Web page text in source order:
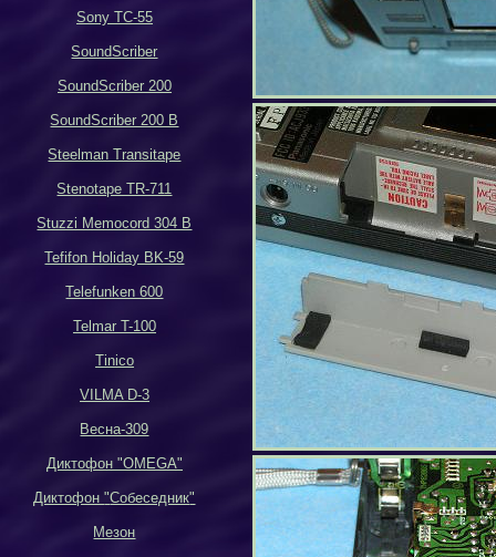
Sony TC-55
SoundScriber
SoundScriber 200
SoundScriber 200 B
Steelman Transitape
Stenotape TR-711
Stuzzi Memocord 304 B
Tefifon Holiday BK-59
Telefunken 600
Telmar T-100
Tinico
VILMA D-3
Весна-309
Диктофон "OMEGA"
Диктофон"Собеседник"
Мезон